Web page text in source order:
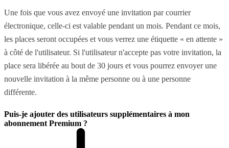
Une fois que vous avez envoyé une invitation par courrier
électronique, celle-ci est valable pendant un mois. Pendant ce mois,
les places seront occupées et vous verrez une étiquette « en attente »
à côté de l'utilisateur. Si l'utilisateur n'accepte pas votre invitation, la
place sera libérée au bout de 30 jours et vous pourrez envoyer une
nouvelle invitation à la même personne ou à une personne
différente.
Puis-je ajouter des utilisateurs supplémentaires à mon
abonnement Premium ?